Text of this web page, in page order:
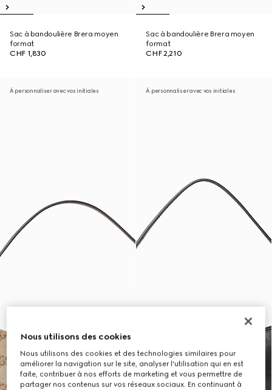
Sac à bandoulière Brera moyen
format
CHF 1,830
Sac à bandoulière Brera moyen
format
CHF 2,210
À personnaliser avec vos initiales À personnaliser avec vos initiales
Nous utilisons des cookies
Nous utilisons des cookies et des technologies similaires pour
améliorer la navigation sur le site, analyser l'utilisation qui en est
faite, contribuer à nos efforts de marketing et vous permettre de
partager nos contenus sur vos réseaux sociaux. En continuant à